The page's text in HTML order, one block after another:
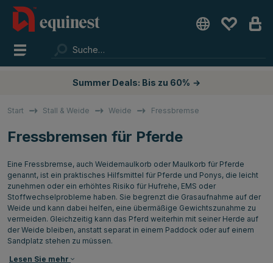
Summer Deals: Bis zu 60% →
Start Stall & Weide Weide Fressbremse
Fressbremsen für Pferde
Eine Fressbremse, auch Weidemaulkorb oder Maulkorb für Pferde
genannt, ist ein praktisches Hilfsmittel für Pferde und Ponys, die leicht
zunehmen oder ein erhöhtes Risiko für Hufrehe, EMS oder
Stoffwechselprobleme haben. Sie begrenzt die Grasaufnahme auf der
Weide und kann dabei helfen, eine übermäßige Gewichtszunahme zu
vermeiden. Gleichzeitig kann das Pferd weiterhin mit seiner Herde auf
der Weide bleiben, anstatt separat in einem Paddock oder auf einem
Sandplatz stehen zu müssen.
Lesen Sie mehr